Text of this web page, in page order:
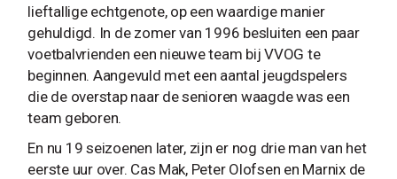
lieftallige echtgenote, op een waardige manier
gehuldigd. In de zomer van 1996 besluiten een paar
voetbalvrienden een nieuwe team bij VVOG te
beginnen. Aangevuld met een aantal jeugdspelers
die de overstap naar de senioren waagde was een
team geboren.
En nu 19 seizoenen later, zijn er nog drie man van het
eerste uur over. Cas Mak, Peter Olofsen en Marnix de